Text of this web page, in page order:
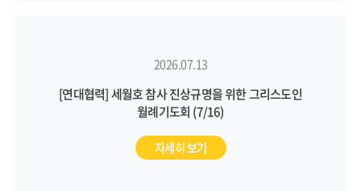
2026.07.13
[연대협력] 세월호 참사 진상규명을 위한 그리스도인
월례기도회 (7/16)
자세히 보기